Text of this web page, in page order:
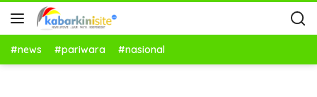
#news #pariwara #nasional